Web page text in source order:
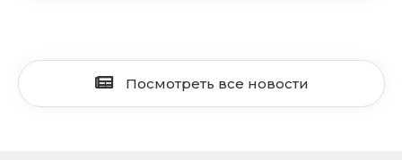
Посмотреть все новости